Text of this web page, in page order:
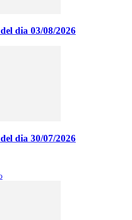
dia 03/08/2026
dia 30/07/2026